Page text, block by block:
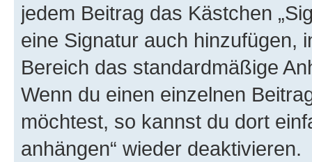
jedem Beitrag das Kästchen
eine Signatur auch hinzufügen,
Bereich das standardmäßige
Wenn du einen einzelnen
möchtest, so kannst du dort
anhängen“ wieder deaktivieren.